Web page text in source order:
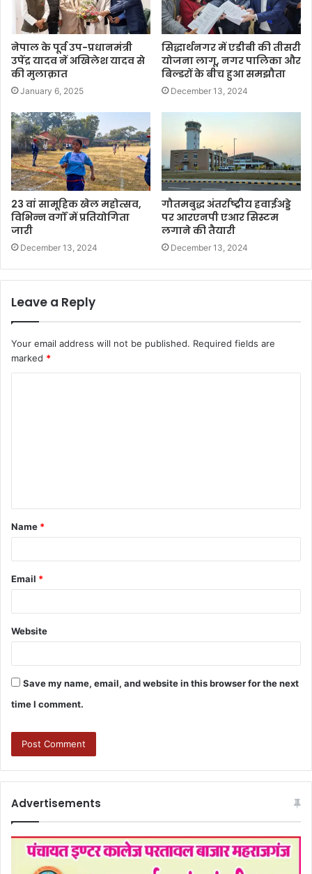
नेपाल के पूर्व उप-प्रधानमंत्री
उपेंद्र यादव नें अखिलेश यादव से
की मुलाक़ात
January 6, 2025
सिद्धार्थनगर में एडीबी की तीसरी
योजना लागू, नगर पालिका और
बिल्डरों के बीच हुआ समझौता
December 13, 2024
23 वां सामूहिक खेल महोत्सव,
विभिन्न वर्गों में प्रतियोगिता
जारी
December 13, 2024
गौतमबुद्ध अंतर्राष्ट्रीय हवाईअड्डे
पर आरएनपी एआर सिस्टम
लगाने की तैयारी
December 13, 2024
Leave a Reply
Your email address will not be published. Required fields are
marked *
Name *
Email *
Website
Save my name, email, and website in this browser for the next
time I comment.
Advertisements